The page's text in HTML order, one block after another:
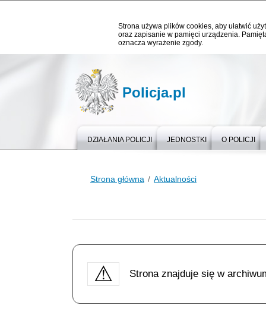
Strona używa plików cookies, aby ułatwić
oraz zapisanie w pamięci urządzenia.
oznacza wyrażenie zgody.
Policja.pl
DZIAŁANIA POLICJI JEDNOSTKI O POLICJI
Strona główna Aktualności
Strona znajduje się w